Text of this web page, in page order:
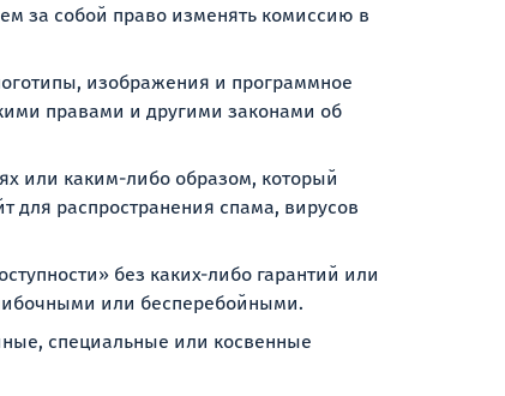
за собой право изменять комиссию в
изображения и программное
правами и другими законами об
или каким-либо образом, который
для распространения спама, вирусов
без каких-либо гарантий или
или бесперебойными.
специальные или косвенные